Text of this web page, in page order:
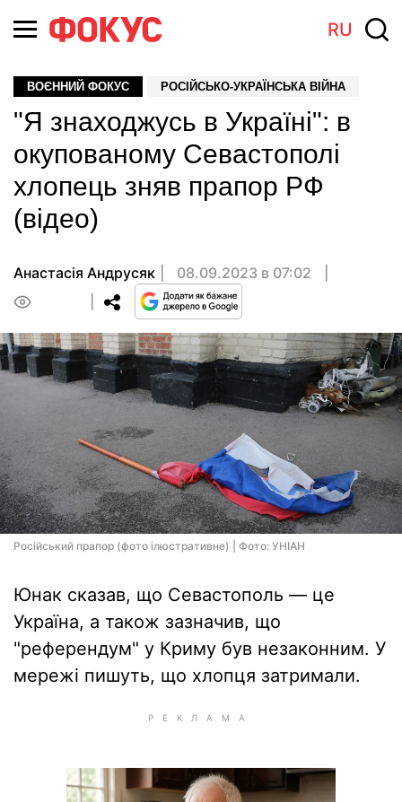
RU
ВОЄННИЙ ФОКУС РОСІЙСЬКО-УКРАЇНСЬКА ВІЙНА
"Я знаходжусь в Україні": в
окупованому Севастополі
хлопець зняв прапор РФ
(відео)
Анастасiя Андрусяк
08.09.2023 в 07:02
Російський прапор (фото ілюстративне) | Фото: УНІАН
Юнак сказав, що Севастополь — це
Україна, а також зазначив, що
"референдум" у Криму був незаконним. У
мережі пишуть, що хлопця затримали.